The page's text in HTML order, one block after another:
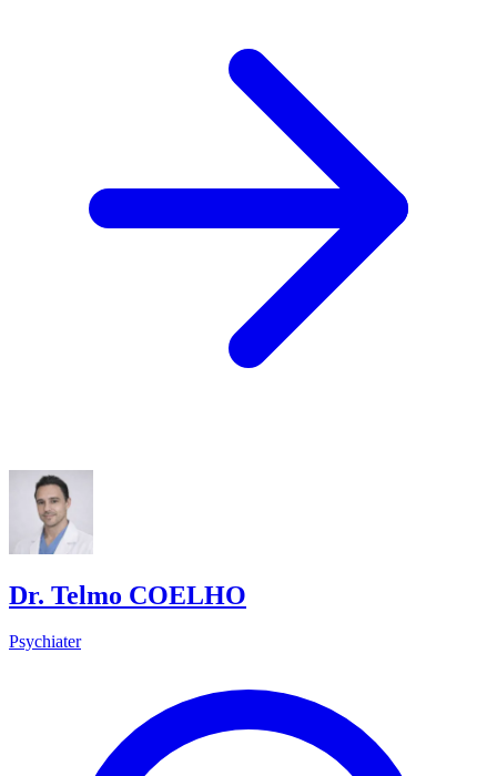
Dr. Telmo COELHO
Psychiater